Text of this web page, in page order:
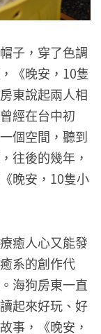
子，穿了色調
《晚安，10隻
東說起兩人相
經在台中初
個空間，聽到
往後的幾年，
晚安，10隻小
癒人心又能發
系的創作代
海狗房東一直
起來好玩、好
事，《晚安，